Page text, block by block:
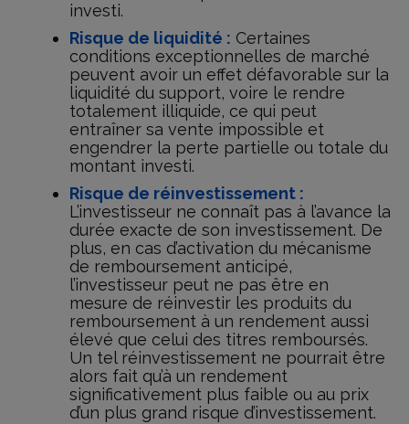
investi.
Risque de liquidité : Certaines
conditions exceptionnelles de marché
peuvent avoir un effet défavorable sur la
liquidité du support, voire le rendre
totalement illiquide, ce qui peut
entraîner sa vente impossible et
engendrer la perte partielle ou totale du
montant investi.
Risque de réinvestissement :
L’investisseur ne connaît pas à l’avance la
durée exacte de son investissement. De
plus, en cas d’activation du mécanisme
de remboursement anticipé,
l’investisseur peut ne pas être en
mesure de réinvestir les produits du
remboursement à un rendement aussi
élevé que celui des titres remboursés.
Un tel réinvestissement ne pourrait être
alors fait qu’à un rendement
significativement plus faible ou au prix
d’un plus grand risque d’investissement.